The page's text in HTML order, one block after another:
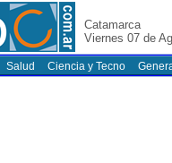
Catamarca
Viernes 07 de
Salud Ciencia y Tecno